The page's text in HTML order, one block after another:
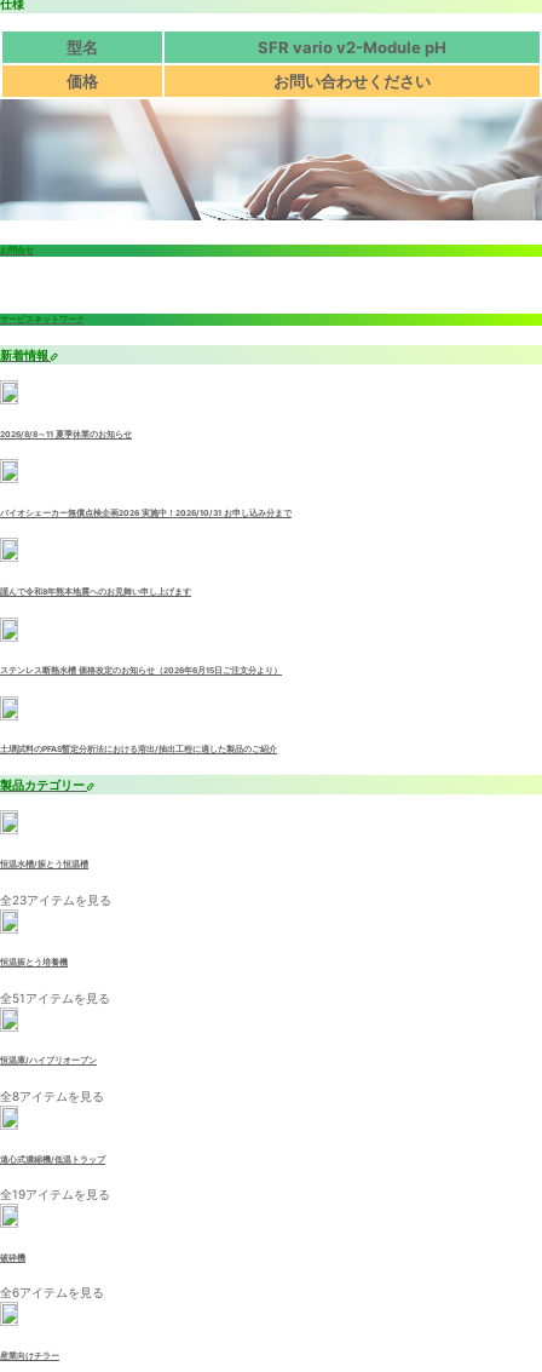
仕様
型名
SFR vario v2-Module pH
価格
お問い合わせください
お問合せ
サービスネットワーク
新着情報
2026/8/8～11 夏季休業のお知らせ
バイオシェーカー無償点検企画2026 実施中！2026/10/31 お申し込み分まで
謹んで令和8年熊本地震へのお見舞い申し上げます
ステンレス断熱水槽 価格改定のお知らせ（2026年6月15日ご注文分より）
土壌試料のPFAS暫定分析法における溶出/抽出工程に適した製品のご紹介
製品カテゴリー
恒温水槽/振とう恒温槽
全23アイテムを見る
恒温振とう培養機
全51アイテムを見る
恒温庫/ハイブリオーブン
全8アイテムを見る
遠心式濃縮機/低温トラップ
全19アイテムを見る
破砕機
全6アイテムを見る
産業向けチラー